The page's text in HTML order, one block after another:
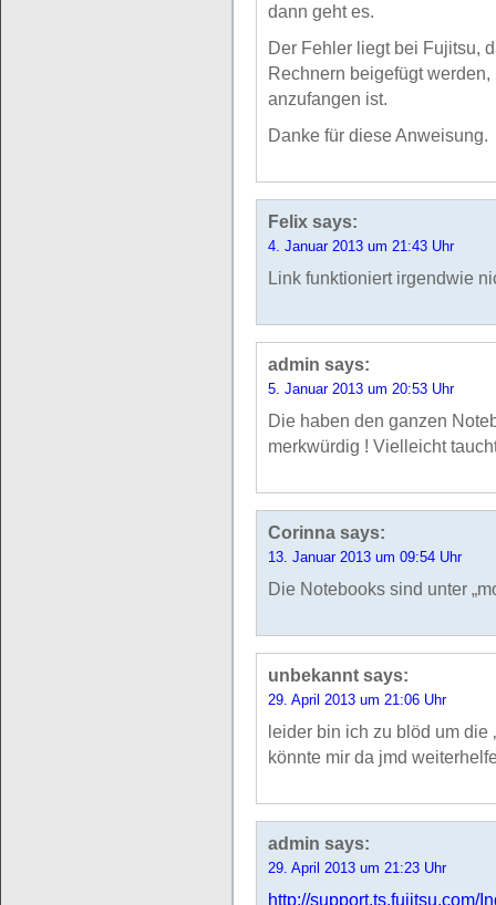
dann geht es.
Der Fehler liegt bei Fujitsu,
Rechnern beigefügt
anzufangen ist.
Danke für diese Anweisung.
Felix says:
4. Januar 2013 um 21:43 Uhr
Link funktioniert irgendwie
admin says:
5. Januar 2013 um 20:53 Uhr
Die haben den ganzen
merkwürdig ! Vielleicht
Corinna says:
13. Januar 2013 um 09:54 Uhr
Die Notebooks sind unter
unbekannt says:
29. April 2013 um 21:06 Uhr
leider bin ich zu blöd um die
könnte mir da jmd
admin says:
29. April 2013 um 21:23 Uhr
http://support.ts.fujitsu.com/